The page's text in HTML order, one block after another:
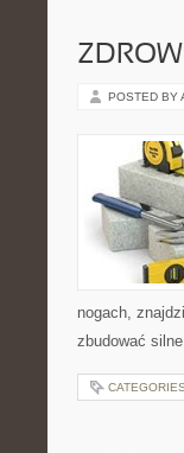
POSTED BY
nogach,
zbudować